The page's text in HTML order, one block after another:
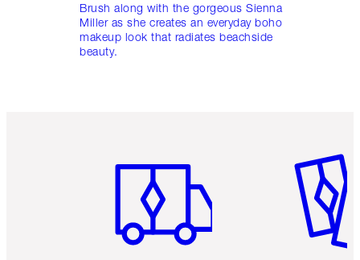
Brush along with the gorgeous Sienna
Miller as she creates an everyday boho
makeup look that radiates beachside
beauty.